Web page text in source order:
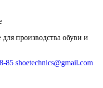
производства обуви и
85 shoetechnics@gmail.com